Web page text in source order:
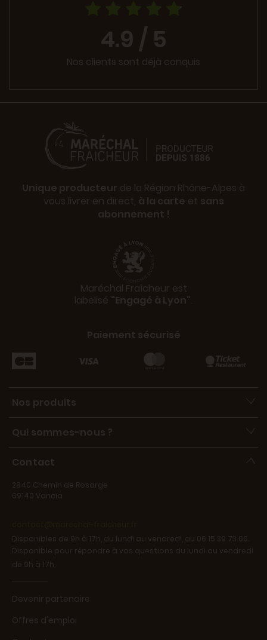
4.9 / 5
Nos clients sont déjà conquis
Unique producteur de la Région Rhône-Alpes à
vous livrer en direct, à la carte et sans
abonnement !
Maréchal Fraîcheur est
labelisé "Engagé à Lyon".
Paiement sécurisé
Nos produits
Qui sommes-nous ?
Contact
2840 Chemin de Rosarge
69140 Vancia
Disponibles de 9h à 17h, du lundi au vendredi, au 06 15 39 73 66.
Disponible pour répondre à vos questions du lundi au vendredi
de 9h à 17h.
Devenir partenaire
Offres d'emploi